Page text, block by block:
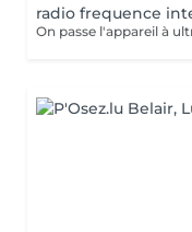
radio frequence